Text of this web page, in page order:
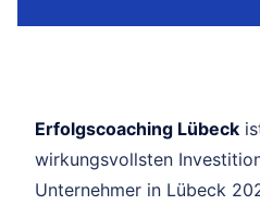
Erfolgscoaching Lübeck
wirkungsvollsten
Unternehmer in Lübeck